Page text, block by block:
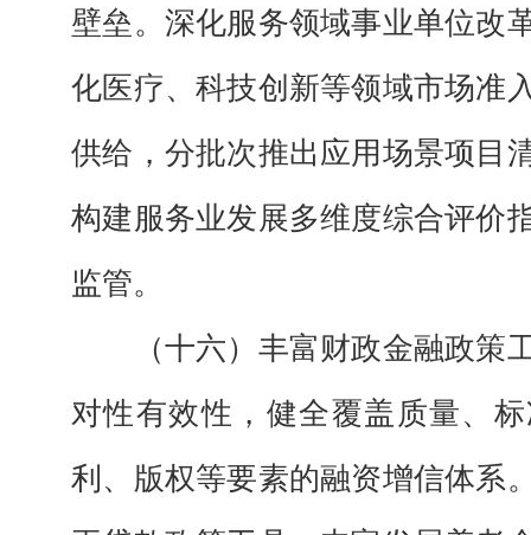
壁垒。深化服务领域事业单位改
化医疗、科技创新等领域市场准
供给，分批次推出应用场景项目
构建服务业发展多维度综合评价
监管。
（十六）丰富财政金融政策
对性有效性，健全覆盖质量、
利、版权等要素的融资增信体系